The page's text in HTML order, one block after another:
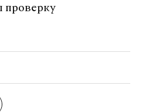
к АЗС. В нескольких
ограничения на выдачу
проверку